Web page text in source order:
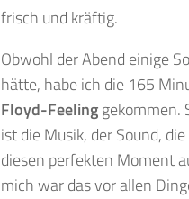
frisch und kräftig.
Obwohl der Abend einige
hätte, habe ich die 165
Floyd-Feelinggekommen.
ist die Musik, der Sound,
diesen perfekten Moment
mich war das vor allen